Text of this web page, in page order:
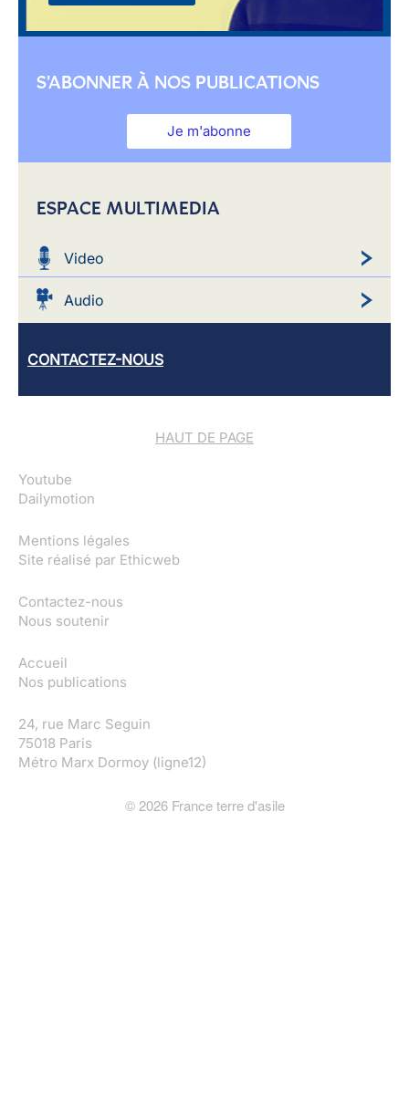
S'ABONNER À NOS PUBLICATIONS
Je m'abonne
ESPACE MULTIMEDIA
Video
Audio
CONTACTEZ-NOUS
HAUT DE PAGE
Youtube
Dailymotion
Mentions légales
Site réalisé par Ethicweb
Contactez-nous
Nous soutenir
Accueil
Nos publications
24, rue Marc Seguin
75018 Paris
Métro Marx Dormoy (ligne12)
©2026France terre d'asile